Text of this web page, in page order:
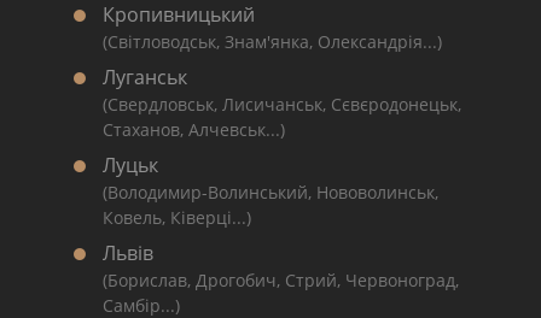
Кропивницький
(Світловодськ, Знам'янка, Олександрія...)
Луганськ
(Свердловськ, Лисичанськ, Сєвєродонецьк,
Стаханов, Алчевськ...)
Луцьк
(Володимир-Волинський, Нововолинськ,
Ковель, Ківерці...)
Львів
(Борислав, Дрогобич, Стрий, Червоноград,
Самбір...)